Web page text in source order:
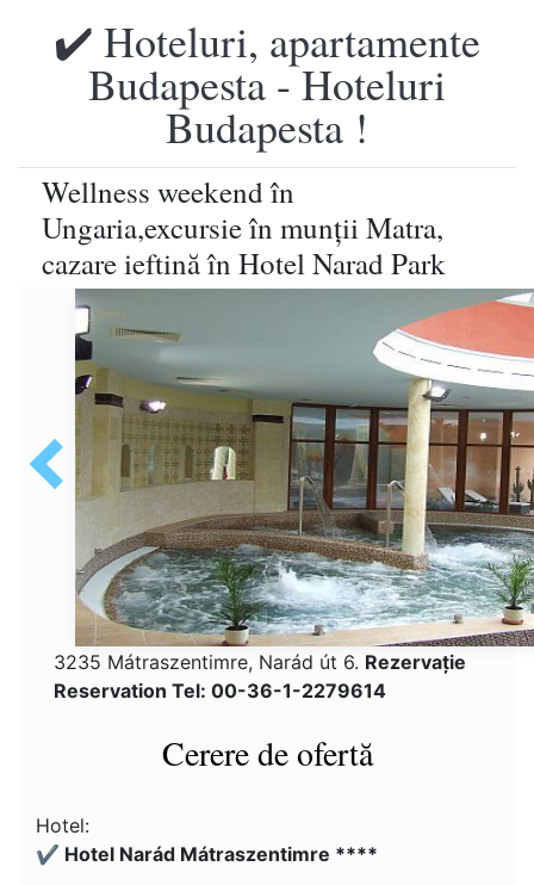
✔️ Hoteluri, apartamente
Budapesta - Hoteluri
Budapesta !
Wellness weekend în
Ungaria,excursie în munţii Matra,
cazare ieftină în Hotel Narad Park
3235 Mátraszentimre, Narád út 6. Rezervaţie
Reservation Tel: 00-36-1-2279614
Cerere de ofertă
Hotel:
✔️ Hotel Narád Mátraszentimre ****